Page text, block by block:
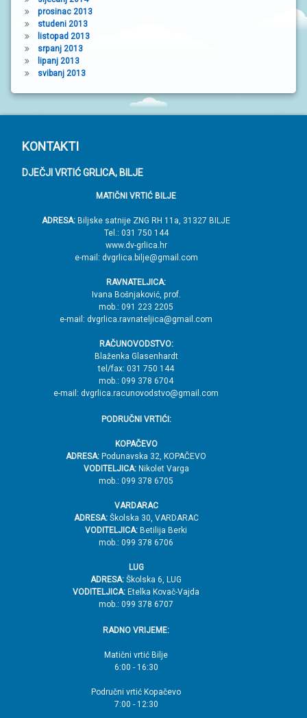
prosinac 2013
studeni 2013
listopad 2013
srpanj 2013
lipanj 2013
svibanj 2013
P
o
KONTAKTI
DJEČJI VRTIĆ GRLICA, BILJE
MATIČNI VRTIĆ BILJE
ADRESA: Biljske satnije ZNG RH 11a, 31327 BILJE
Tel.: 031 750 144
www.dv-grlica.hr
e-mail: dvgrlica.bilje@gmail.com
RAVNATELJICA:
Ivana Bošnjaković, prof.
mob.: 091 223 2205
e-mail: dvgrlica.ravnateljica@gmail.com
RAČUNOVODSTVO:
Blaženka Glasenhardt
tel/fax: 031 750 144
mob.: 099 378 6704
e-mail: dvgrlica.racunovodstvo@gmail.com
PODRUČNI VRTIĆI:
KOPAČEVO
ADRESA: Podunavska 32, KOPAČEVO
VODITELJICA:Nikolet Varga
mob.: 099 378 6705
VARDARAC
ADRESA:Školska 30, VARDARAC
VODITELJICA: Betilija Berki
mob.: 099 378 6706
LUG
ADRESA: Školska 6, LUG
VODITELJICA: Etelka Kovač-Vajda
mob.: 099 378 6707
RADNO VRIJEME:
Matični vrtić Bilje
6:00 - 16:30
Područni vrtić Kopačevo
7:00 - 12:30